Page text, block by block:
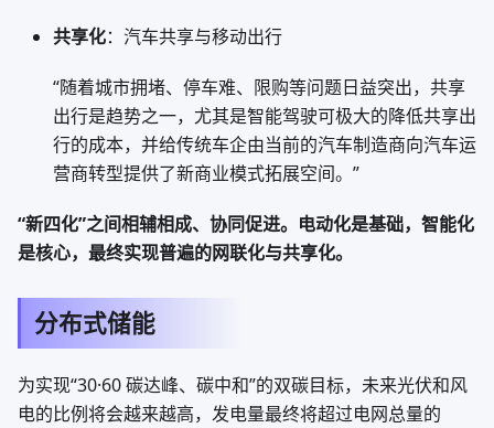
共享化：汽车共享与移动出行
“随着城市拥堵、停车难、限购等问题日益突出，共享
出行是趋势之一，尤其是智能驾驶可极大的降低共享出
行的成本，并给传统车企由当前的汽车制造商向汽车运
营商转型提供了新商业模式拓展空间。”
“新四化”之间相辅相成、协同促进。电动化是基础，智能化
是核心，最终实现普遍的网联化与共享化。
分布式储能
为实现“30·60 碳达峰、碳中和”的双碳目标，未来光伏和风
电的比例将会越来越高，发电量最终将超过电网总量的